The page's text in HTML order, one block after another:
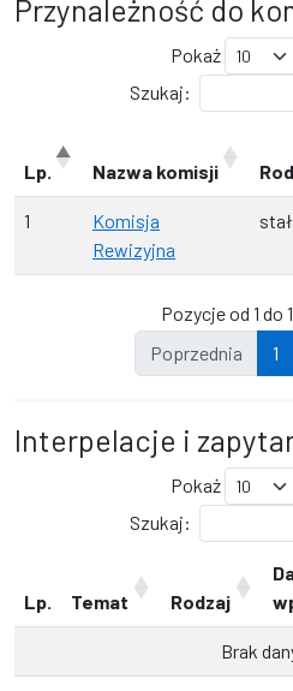
Przynależność do
Pokaż
Szukaj:
Lp. Nazwa komisji
1
Komisja
Rewizyjna
Pozycje od 1 do
Poprzednia
1
Interpelacje i
Pokaż
Szukaj:
Lp. Temat Rodzaj
Brak